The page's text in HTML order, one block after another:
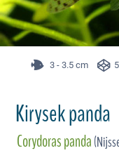
3 - 3.5 cm
Kirysek panda
Corydoras panda